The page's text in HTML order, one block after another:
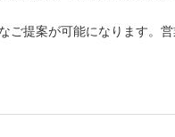
ご提案が可能になります。